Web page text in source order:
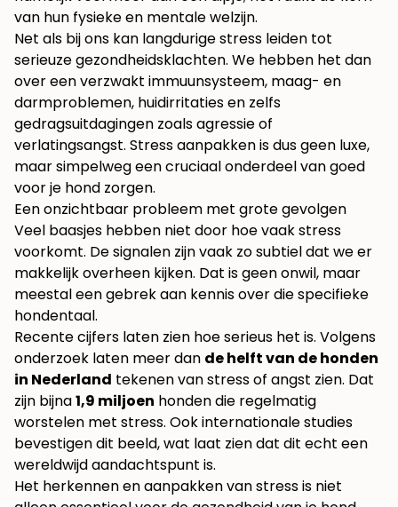
van hun fysieke en mentale welzijn.
Net als bij ons kan langdurige stress leiden tot
serieuze gezondheidsklachten. We hebben het dan
over een verzwakt immuunsysteem, maag- en
darmproblemen, huidirritaties en zelfs
gedragsuitdagingen zoals agressie of
verlatingsangst. Stress aanpakken is dus geen luxe,
maar simpelweg een cruciaal onderdeel van goed
voor je hond zorgen.
Een onzichtbaar probleem met grote gevolgen
Veel baasjes hebben niet door hoe vaak stress
voorkomt. De signalen zijn vaak zo subtiel dat we er
makkelijk overheen kijken. Dat is geen onwil, maar
meestal een gebrek aan kennis over die specifieke
hondentaal.
Recente cijfers laten zien hoe serieus het is. Volgens
onderzoek laten meer dan de helft van de honden
in Nederland tekenen van stress of angst zien. Dat
zijn bijna1,9 miljoen honden die regelmatig
worstelen met stress. Ook internationale studies
bevestigen dit beeld, wat laat zien dat dit echt een
wereldwijd aandachtspunt is.
Het herkennen en aanpakken van stress is niet